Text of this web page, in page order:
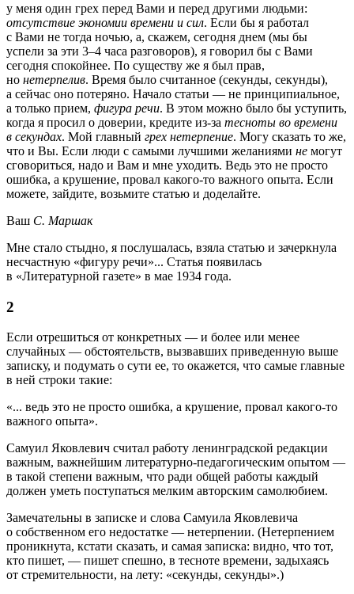
у меня один грех перед Вами и перед другими людьми:
отсутствие экономии времени и сил. Если бы я работал
с Вами не тогда ночью, а, скажем, сегодня днем (мы бы
успели за эти 3–4 часа разговоров), я говорил бы с Вами
сегодня спокойнее. По существу же я был прав,
но нетерпелив. Время было считанное (секунды, секунды),
а сейчас оно потеряно. Начало статьи — не принципиальное,
а только прием, фигура речи. В этом можно было бы уступить,
когда я просил о доверии, кредите из-за тесноты во времени
в секундах. Мой главный грех нетерпение. Могу сказать то же,
что и Вы. Если люди с самыми лучшими желаниями не могут
сговориться, надо и Вам и мне уходить. Ведь это не просто
ошибка, а крушение, провал какого-то важного опыта. Если
можете, зайдите, возьмите статью и доделайте.
Ваш С. Маршак
Мне стало стыдно, я послушалась, взяла статью и зачеркнула
несчастную «фигуру речи»... Статья появилась
в «Литературной газете» в мае 1934 года.
2
Если отрешиться от конкретных — и более или менее
случайных — обстоятельств, вызвавших приведенную выше
записку, и подумать о сути ее, то окажется, что самые главные
в ней строки такие:
«... ведь это не просто ошибка, а крушение, провал какого-то
важного опыта».
Самуил Яковлевич считал работу ленинградской редакции
важным, важнейшим литературно-педагогическим опытом —
в такой степени важным, что ради общей работы каждый
должен уметь поступаться мелким авторским самолюбием.
Замечательны в записке и слова Самуила Яковлевича
о собственном его недостатке — нетерпении. (Нетерпением
проникнута, кстати сказать, и самая записка: видно, что тот,
кто пишет, — пишет спешно, в тесноте времени, задыхаясь
от стремительности, на лету: «секунды, секунды».)